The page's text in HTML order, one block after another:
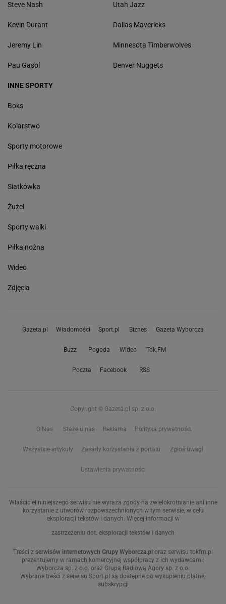
Steve Nash
Kevin Durant
Jeremy Lin
Pau Gasol
Utah Jazz
Dallas Mavericks
Minnesota Timberwolves
Denver Nuggets
INNE SPORTY
Boks
Kolarstwo
Sporty motorowe
Piłka ręczna
Siatkówka
Żużel
Sporty walki
Piłka nożna
Wideo
Zdjęcia
Gazeta.pl Wiadomości Sport.pl Biznes Gazeta Wyborcza
Buzz Pogoda Wideo Tok.FM
Poczta Facebook RSS
Copyright © Gazeta.pl sp. z o.o.
O Nas Staże u nas Reklama Polityka prywatności
Wszystkie artykuły Zasady korzystania z portalu Zgłoś uwagi
Ustawienia prywatności
Właściciel niniejszego serwisu nie wyraża zgody na zwielokrotnianie ani inne
korzystanie z utworów rozpowszechnionych w tym serwisie, w celu
eksploracji tekstów i danych. Więcej informacji w
zastrzeżeniu dot. eksploracji tekstów i danych
Treści z serwisów internetowych Grupy Wyborcza.pl oraz serwisu tokfm.pl
prezentujemy w ramach komercyjnej współpracy z ich wydawcami:
Wyborcza sp. z o.o. oraz Grupą Radiową Agory sp. z o.o.
Wybrane treści z serwisu Sport.pl są dostępne po wykupieniu płatnej
subskrypcji